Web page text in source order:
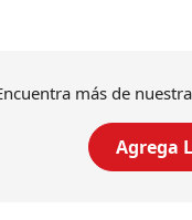
más de
Agrega